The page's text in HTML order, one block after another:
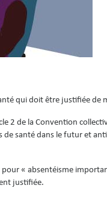
qui doit être justifiée de
2 de la Convention
santé dans le futur et
« absentéisme
justifiée.